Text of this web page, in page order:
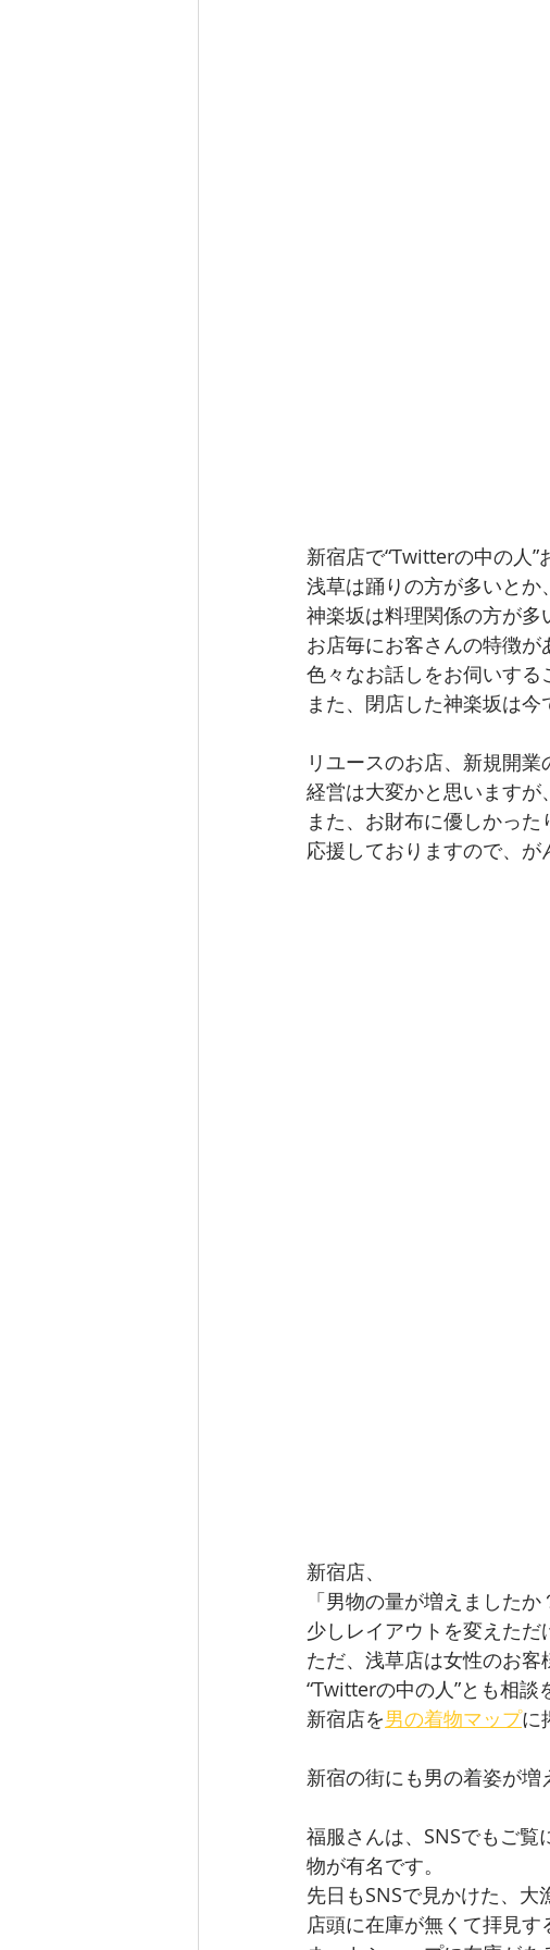
新宿店で“Twitterの中の人”
浅草は踊りの方が多いとか、
神楽坂は料理関係の方が多
お店毎にお客さんの特徴が
色々なお話しをお伺いす
また、閉店した神楽坂は今
リユースのお店、新規開業
経営は大変かと思いますが
また、お財布に優しかった
応援しておりますので、
新宿店、
「男物の量が増えましたか
少しレイアウトを変えた
ただ、浅草店は女性のお客
“Twitterの中の人”とも相談
新宿店を男の着物マップに
新宿の街にも男の着姿が増
福服さんは、SNSでもご
物が有名です。
先日もSNSで見かけた、
店頭に在庫が無くて拝見